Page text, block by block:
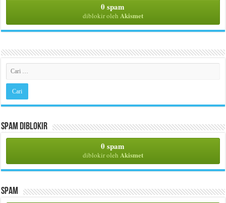
0 spam
diblokir oleh Akismet
Spam Diblokir
0 spam
diblokir oleh Akismet
Spam